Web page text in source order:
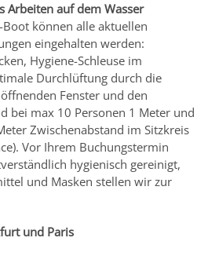
Arbeiten auf dem Wasser
können alle aktuellen
eingehalten werden:
Hygiene-Schleuse im
Durchlüftung durch die
Fenster und den
bei max 10 Personen 1 Meter und
Zwischenabstand im Sitzkreis
Vor Ihrem Buchungstermin
hygienisch gereinigt,
und Masken stellen wir zur
und Paris